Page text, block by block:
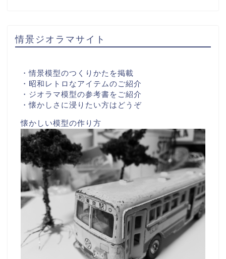
情景ジオラマサイト
・情景模型のつくりかたを掲載
・昭和レトロなアイテムのご紹介
・ジオラマ模型の参考書をご紹介
・懐かしさに浸りたい方はどうぞ
懐かしい模型の作り方